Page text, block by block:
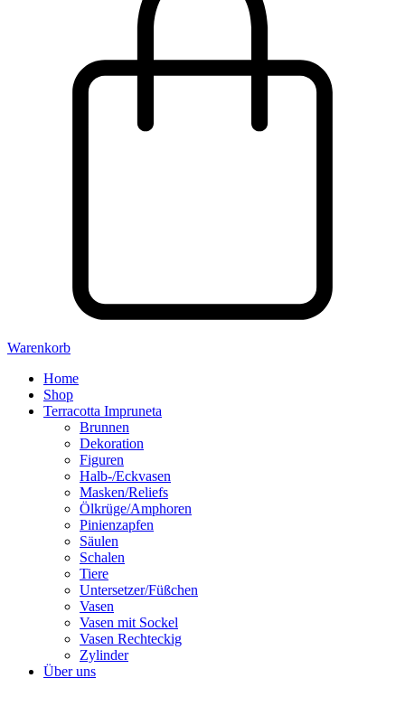
Warenkorb
Home
Shop
Terracotta Impruneta
Brunnen
Dekoration
Figuren
Halb-/Eckvasen
Masken/Reliefs
Ölkrüge/Amphoren
Pinienzapfen
Säulen
Schalen
Tiere
Untersetzer/Füßchen
Vasen
Vasen mit Sockel
Vasen Rechteckig
Zylinder
Über uns